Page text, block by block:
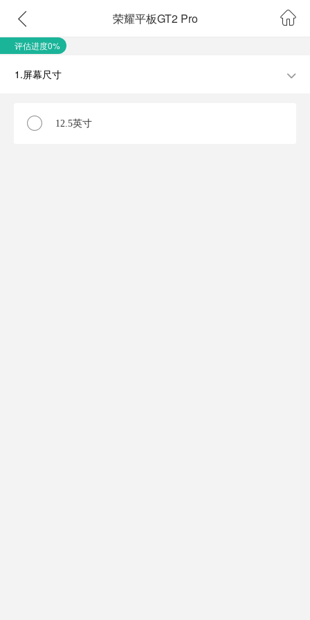
荣耀平板GT2 Pro
评估进度0%
1.屏幕尺寸
12.5英寸